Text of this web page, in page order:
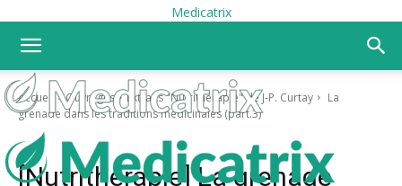
Medicatrix
Accueil Ouvrages Extraits "Nutrithérapie" de J-P. Curtay
La
grenade dans les traditions médicinales (part.3)
Ouvrages Extraits "Nutrithérapie" de J-P. Curtay
[Nutrithérapie] La grenade